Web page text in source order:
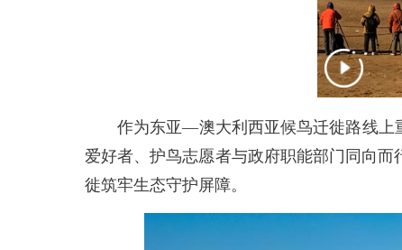
作为东亚—澳大利西亚候鸟迁徙路线上重
爱好者、护鸟志愿者与政府职能部门同向
徙筑牢生态守护屏障。